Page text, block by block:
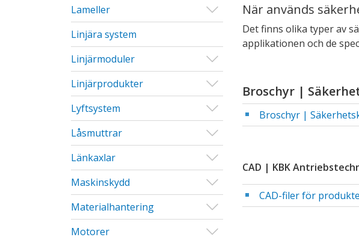
Lameller
Visa/Göm undermeny
Linjära system
Linjärmoduler
Visa/Göm undermeny
Linjärprodukter
Visa/Göm undermeny
Lyftsystem
Visa/Göm undermeny
Låsmuttrar
Visa/Göm undermeny
Länkaxlar
Visa/Göm undermeny
Maskinskydd
Visa/Göm undermeny
Materialhantering
Visa/Göm undermeny
Motorer
Visa/Göm undermeny
När används
Det finns olika typer av
applikationen och de
Broschyr |
Broschyr |
CAD | KBK
CAD-filer för